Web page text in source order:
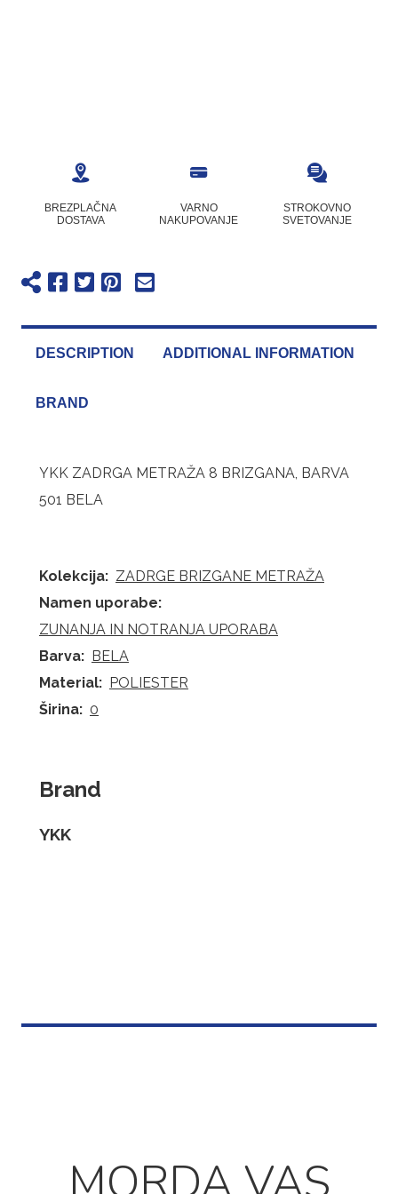
BREZPLAČNA
DOSTAVA
VARNO
NAKUPOVANJE
STROKOVNO
SVETOVANJE
DESCRIPTION ADDITIONAL INFORMATION
BRAND
YKK ZADRGA METRAŽA 8 BRIZGANA, BARVA
501 BELA
Kolekcija: ZADRGE BRIZGANE METRAŽA
Namen uporabe:
ZUNANJA IN NOTRANJA UPORABA
Barva: BELA
Material: POLIESTER
Širina: 0
Brand
YKK